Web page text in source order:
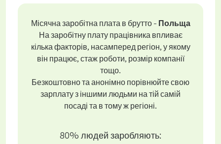
Місячна заробітна плата в брутто - Польща
На заробітну плату працівника впливає
кілька факторів, насамперед регіон, у якому
він працює, стаж роботи, розмір компанії
тощо.
Безкоштовно та анонімно порівнюйте свою
зарплату з іншими людьми на тій самій
посаді та в тому ж регіоні.
80% людей заробляють: